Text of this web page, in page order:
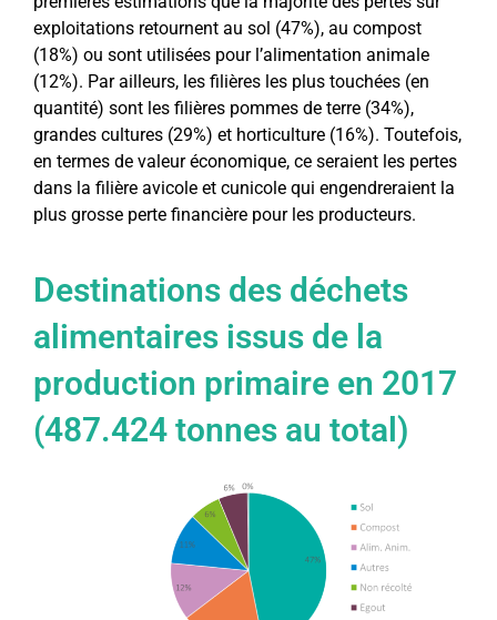
exploitations retournent au sol (47%), au compost
(18%) ou sont utilisées pour l’alimentation animale
(12%). Par ailleurs, les filières les plus touchées (en
quantité) sont les filières pommes de terre (34%),
grandes cultures (29%) et horticulture (16%). Toutefois,
en termes de valeur économique, ce seraient les pertes
dans la filière avicole et cunicole qui engendreraient la
plus grosse perte financière pour les producteurs.
Destinations des déchets
alimentaires issus de la
production primaire en 2017
(487.424 tonnes au total)